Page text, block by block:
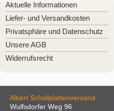
Aktuelle Informationen
Liefer- und Versandkosten
Privatsphäre und Datenschutz
Unsere AGB
Widerrufsrecht
Albert Schallplattenversand
Wulfsdorfer Weg 96